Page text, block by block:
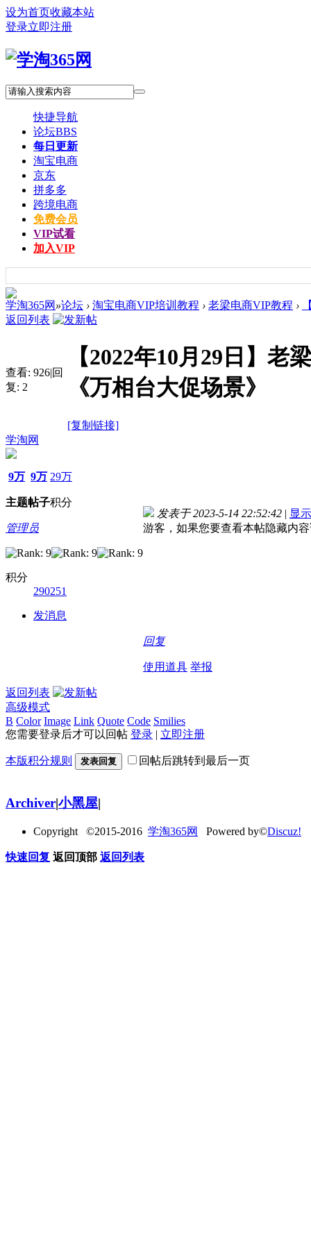
设为首页收藏本站
登录立即注册
快捷导航
论坛BBS
每日更新
淘宝电商
京东
拼多多
跨境电商
免费会员
VIP试看
加入VIP
学淘365网 »论坛 › 淘宝电商VIP培训教程 › 老梁电商VIP教程 ›
返回列表
查看: 926|回
复: 2
【2022年10月29日】老
《万相台大促场景》
[复制链接]
学淘网
9万
主题
9万
帖子
29万
积分
管理员
积分
290251
发消息
发表于 2023-5-14 22:52:42 | 显
游客，如果您要查看本帖隐藏内
回复
使用道具 举报
返回列表
高级模式
B Color Image Link Quote Code Smilies
您需要登录后才可以回帖 登录 | 立即注册
本版积分规则 发表回复 回帖后跳转到最后一页
Archiver|小黑屋|
Copyright ©2015-2016 学淘365网 Powered by©Discuz!
快速回复 返回顶部 返回列表